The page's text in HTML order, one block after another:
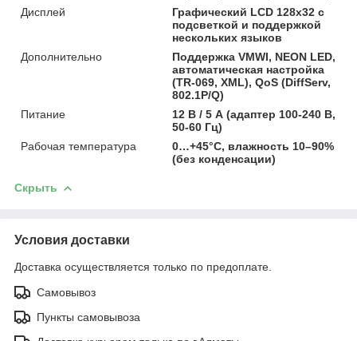
Дисплей
Графический LCD 128x32 с
подсветкой и поддержкой
нескольких языков
Дополнительно
Поддержка VMWI, NEON LED,
автоматическая настройка
(TR-069, XML), QoS (DiffServ,
802.1P/Q)
Питание
12 В / 5 А (адаптер 100-240 В,
50-60 Гц)
Рабочая температура
0…+45°C, влажность 10–90%
(без конденсации)
Скрыть
Условия доставки
Доставка осуществляется только по предоплате.
Самовывоз
Пункты самовывоза